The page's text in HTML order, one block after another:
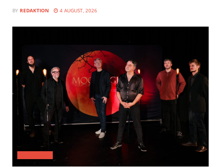
BY REDAKTION 4 AUGUST, 2026